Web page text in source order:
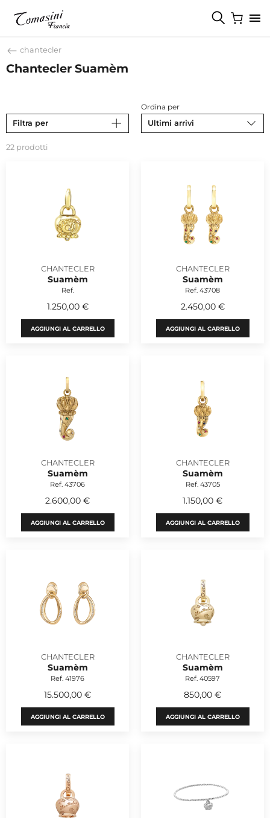
chantecler
Chantecler Suamèm
Filtra per
Ordina per
Ultimi arrivi
22 prodotti
CHANTECLER
Suamèm
Ref.
1.250,00 €
AGGIUNGI AL CARRELLO
CHANTECLER
Suamèm
Ref. 43708
2.450,00 €
AGGIUNGI AL CARRELLO
CHANTECLER
Suamèm
Ref. 43706
2.600,00 €
AGGIUNGI AL CARRELLO
CHANTECLER
Suamèm
Ref. 43705
1.150,00 €
AGGIUNGI AL CARRELLO
CHANTECLER
Suamèm
Ref. 41976
15.500,00 €
AGGIUNGI AL CARRELLO
CHANTECLER
Suamèm
Ref. 40597
850,00 €
AGGIUNGI AL CARRELLO